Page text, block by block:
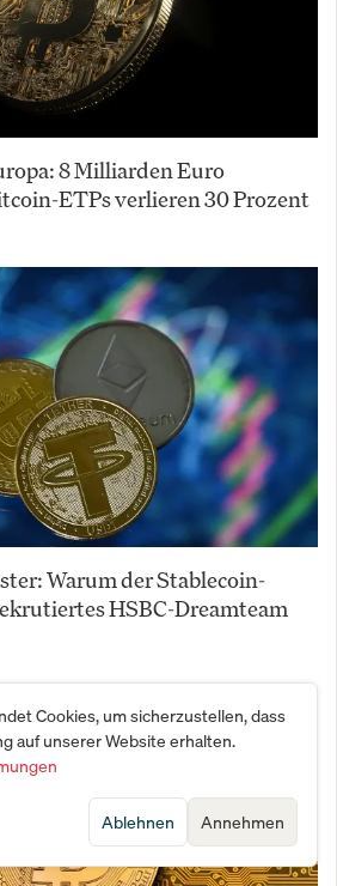
8 Milliarden Euro
ETPs verlieren 30 Prozent
Warum der Stablecoin-
HSBC-Dreamteam
Cookies, um sicherzustellen, dass
auf unserer Website erhalten.
Annehmen
Ablehnen